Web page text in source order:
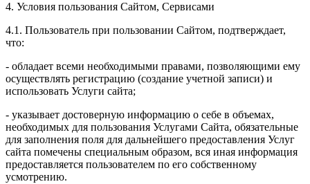
4. Условия пользования Сайтом, Сервисами
4.1. Пользователь при пользовании Сайтом, подтверждает,
что:
- обладает всеми необходимыми правами, позволяющими ему
осуществлять регистрацию (создание учетной записи) и
использовать Услуги сайта;
- указывает достоверную информацию о себе в объемах,
необходимых для пользования Услугами Сайта, обязательные
для заполнения поля для дальнейшего предоставления Услуг
сайта помечены специальным образом, вся иная информация
предоставляется пользователем по его собственному
усмотрению.